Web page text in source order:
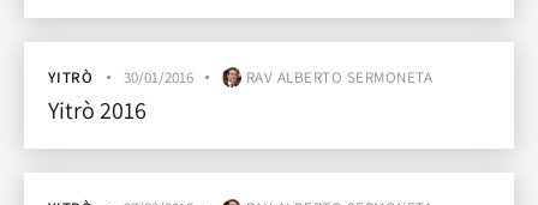
YITRÒ 30/01/2016 RAV ALBERTO SERMONETA
Yitrò 2016